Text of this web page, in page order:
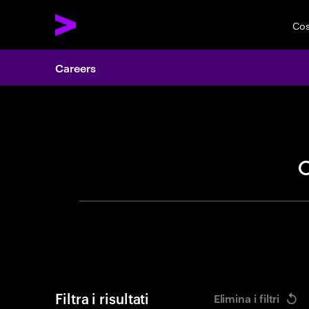
Careers
Filtra i risultati Elimina i filtri